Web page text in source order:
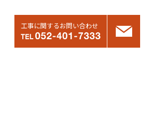
工事に関するお問い合わせ